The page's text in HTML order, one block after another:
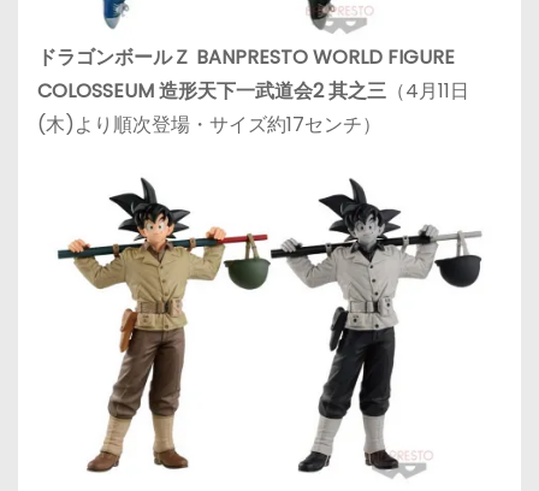
ドラゴンボールＺ BANPRESTO WORLD FIGURE
COLOSSEUM 造形天下一武道会2 其之三 （4月11日
(木)より順次登場・サイズ約17センチ）